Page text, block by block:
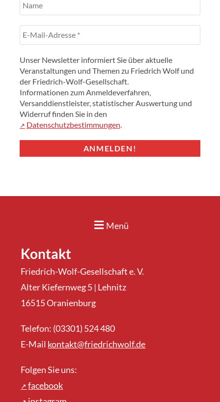
Unser Newsletter informiert Sie über aktuelle
Veranstaltungen und Themen zu Friedrich Wolf und
der Friedrich-Wolf-Gesellschaft.
Informationen zum Anmeldeverfahren,
Versanddienstleister, statistischer Auswertung und
Widerruf finden Sie in den
Datenschutzbestimmungen.
Menü
Kontakt
Friedrich-Wolf-Gesellschaft e. V.
Alter Kiefernweg 5 | Lehnitz
16515 Oranienburg
Telefon: (03301) 524 480
E-Mail kontakt@friedrichwolf.de
Folgen Sie uns:
facebook